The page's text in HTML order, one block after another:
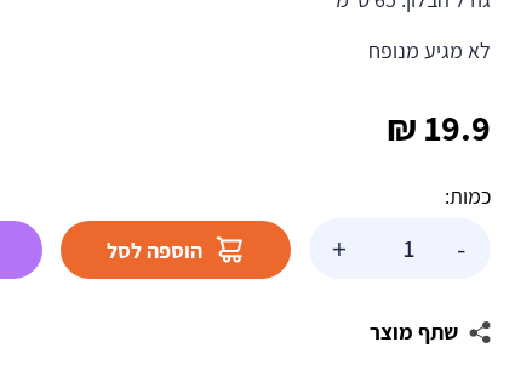
לא מגיע מנופח
19.9
₪
כמות:
-
של
גדול
+ הוספה לסל
שתף מוצר